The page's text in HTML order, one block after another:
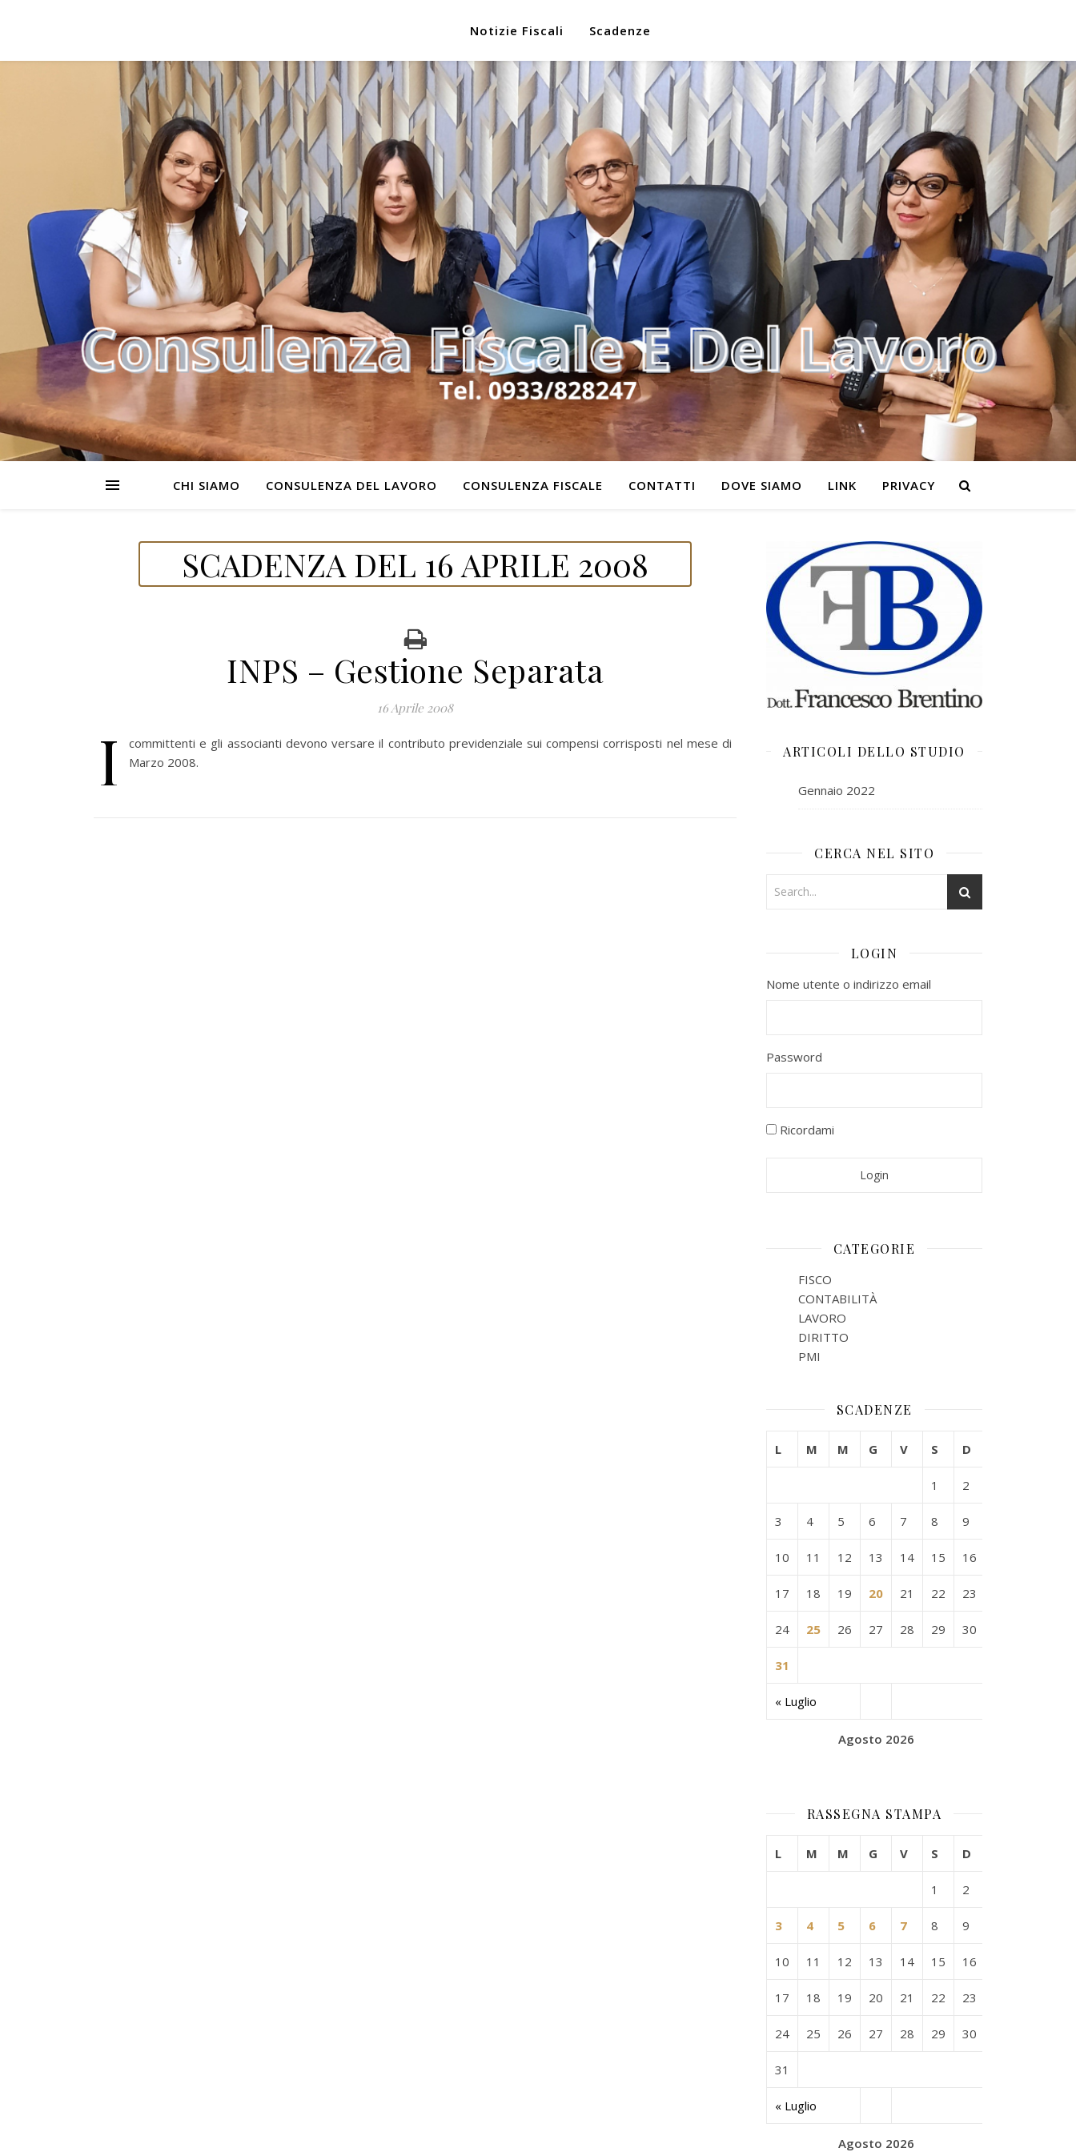
Notizie Fiscali Scadenze
CHI SIAMO CONSULENZA DEL LAVORO CONSULENZA FISCALE CONTATTI DOVE SIAMO LINK PRIVACY
SCADENZA DEL 16 APRILE 2008
INPS – Gestione Separata
16 Aprile 2008
I
committenti e gli associanti devono versare il contributo previdenziale sui compensi corrisposti nel mese di
Marzo 2008.
ARTICOLI DELLO STUDIO
Gennaio 2022
CERCA NEL SITO
LOGIN
Nome utente o indirizzo email
Password
Ricordami
CATEGORIE
FISCO
CONTABILITÀ
LAVORO
DIRITTO
PMI
SCADENZE
Agosto 2026
L M M G V S D
« Luglio
1 2
3 4 5 6 7 8 9
10 11 12 13 14 15 16
17 18 19 20 21 22 23
24 25 26 27 28 29 30
31
RASSEGNA STAMPA
Agosto 2026
L M M G V S D
« Luglio
1 2
3 4 5 6 7 8 9
10 11 12 13 14 15 16
17 18 19 20 21 22 23
24 25 26 27 28 29 30
31